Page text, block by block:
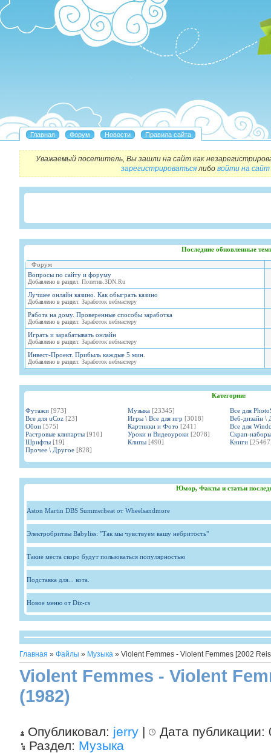
Уважаемый посетитель, Вы зашли на сайт как
зарегистрироватьсялибо войти на сайт
Последние обновленные
Форум
Вопросы по сайту и форуму
Добавлено в раздел: Позитив.3DN.Ru
Лучшее онлайн казино. Как обыграть казино
Добавлено в раздел: Заработок вебмастеру
Работа на дому. Проверенные способы заработка
Добавлено в раздел: Заработок вебмастеру
Играть и зарабатывать онлайн
Добавлено в раздел: Заработок вебмастеру
Инвест-Проект. Прибыль каждые 5 мин.
Добавлено в раздел: Заработок вебмастеру
Категории:
Футажи [973] Музыка [23345]
Все для
Все для uCoz [23] Игры \ Все для игр [3018]
Веб-дизайн \
Обои [575] Картинки и Фото [241]
Все для
Растровые клипарты [910] Уроки и Видеоуроки [2078]
Скрап-наборы
Шрифты [19] Клипы [490] Книги
Прочее \ Другое [828]
Юмор, Факты и статьи
Aston Martin DBS Summerheat от Wheelsandmore
Электробритвы Babyliss: "Так мы чувствуем вашу небритость"
Такие места скоро будут пользоваться популярностью
Подставка для... кота.
Новое меню от Diz-cs
Главная » Файлы » Музыка » Violent Femmes - Violent Femmes [2002
Violent Femmes - Violent
(1982)
Опубликовал: jerry | Дата публикации:
Раздел: Музыка